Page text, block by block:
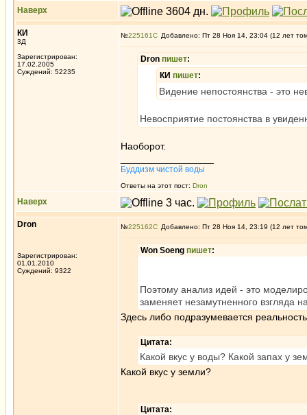
Наверх
КИ
3Д
Зарегистрирован:
17.02.2005
Суждений: 52235
№225161 Добавлено: Пт 28 Ноя 14, 23:04 (12 лет
Dron пишет:
КИ пишет:
Видение непостоянства - это
Невосприятие постоянства в
Наоборот.
Буддизм чистой воды
Ответы на этот пост: Dron
Наверх
Dron
Зарегистрирован:
01.01.2010
Суждений: 9322
№225162 Добавлено: Пт 28 Ноя 14, 23:19 (12 лет
Won Soeng пишет:
Поэтому анализ идей - это
заменяет незамутненного взгляда
Здесь либо подразумевается
Цитата:
Какой вкус у воды? Какой запах у
Какой вкус у земли?
Цитата: